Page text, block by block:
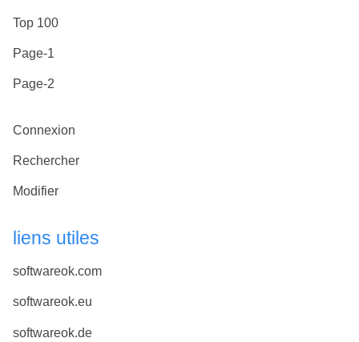
Top 100
Page-1
Page-2
Connexion
Rechercher
Modifier
liens utiles
softwareok.com
softwareok.eu
softwareok.de